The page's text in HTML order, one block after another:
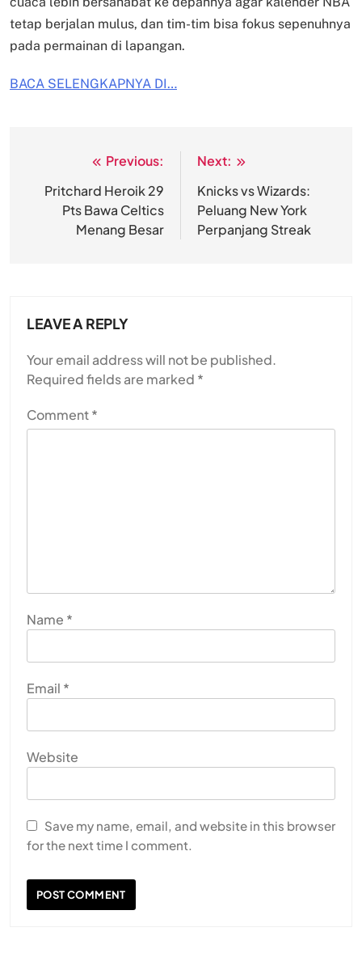
tetap berjalan mulus, dan tim-tim bisa fokus sepenuhnya
pada permainan di lapangan.
BACA SELENGKAPNYA DI…
navigation
Previous:
Pritchard Heroik 29
Pts Bawa Celtics
Menang Besar
Next:
Knicks vs Wizards:
Peluang New York
Perpanjang Streak
LEAVE A REPLY
Your email address will not be published.
Required fields are marked *
Comment*
Name *
Email *
Website
Save my name, email, and website in this browser
for the next time I comment.